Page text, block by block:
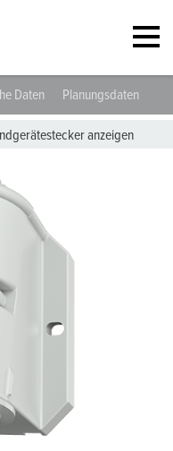
Daten Planungsdaten &
anzeigen